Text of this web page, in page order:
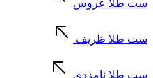
ست طلا عروس
ست طلا ظریف
ست طلا نامزدی